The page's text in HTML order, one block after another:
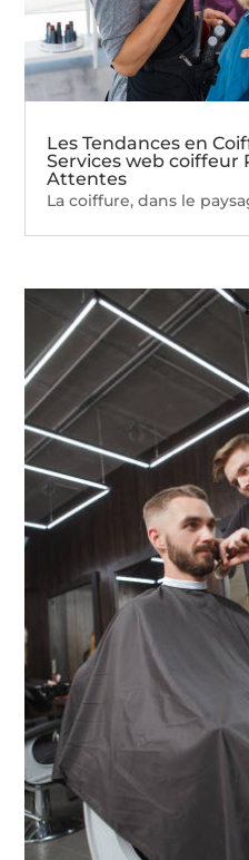
Les Tendances en
Services web coiffeur
Attentes
La coiffure, dans le